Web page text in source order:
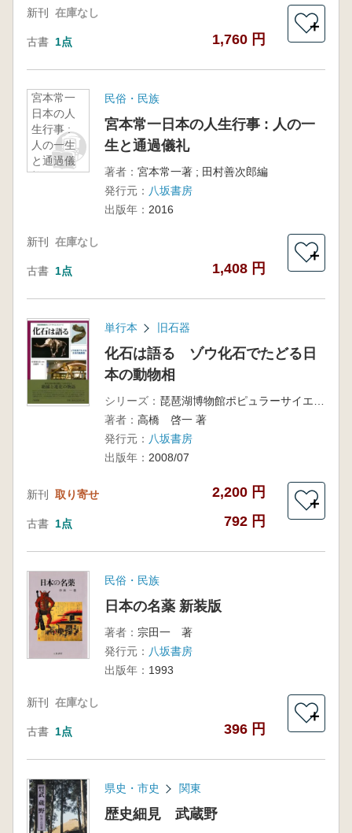
新刊 在庫なし
古書 1点 1,760 円
＋
宮本常一
日本の人
生行事 :
人の一生
と通過儀
礼
民俗・民族
宮本常一日本の人生行事 : 人の一
生と通過儀礼
著者： 宮本常一著 ; 田村善次郎編
発行元： 八坂書房
出版年： 2016
新刊 在庫なし
古書 1点 1,408 円
＋
単行本 旧石器
化石は語る ゾウ化石でたどる日
本の動物相
シリーズ：
著者： 高橋 啓一 著
発行元： 八坂書房
出版年： 2008/07
新刊 取り寄せ 2,200 円
古書 1点 792 円
＋
民俗・民族
日本の名薬 新装版
著者： 宗田一 著
発行元： 八坂書房
出版年： 1993
新刊 在庫なし
古書 1点 396 円
＋
県史・市史 関東
歴史細見 武蔵野